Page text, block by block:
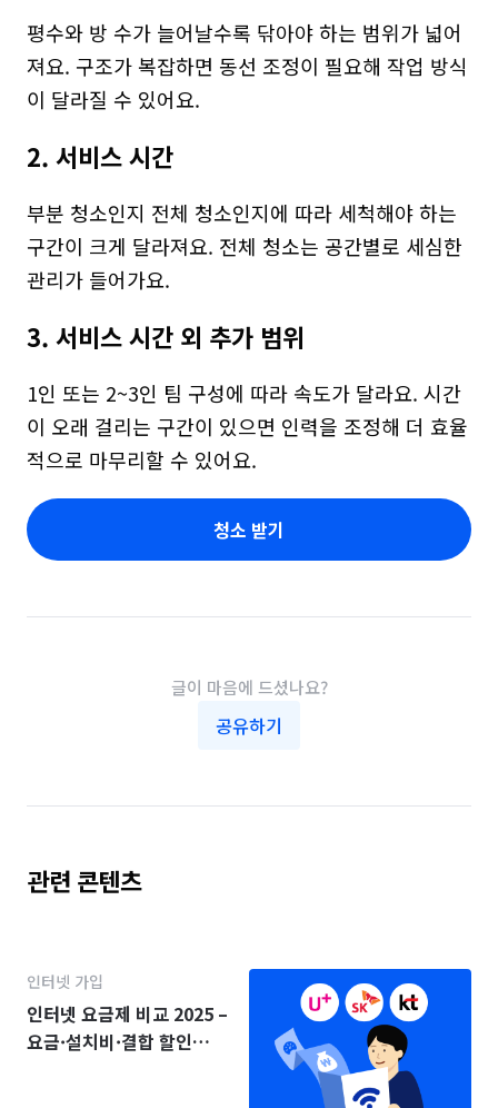
평수와 방 수가 늘어날수록 닦아야 하는 범위가 넓어
져요. 구조가 복잡하면 동선 조정이 필요해 작업 방식
이 달라질 수 있어요.
2. 서비스 시간
부분 청소인지 전체 청소인지에 따라 세척해야 하는
구간이 크게 달라져요. 전체 청소는 공간별로 세심한
관리가 들어가요.
3. 서비스 시간 외 추가 범위
1인 또는 2~3인 팀 구성에 따라 속도가 달라요. 시간
이 오래 걸리는 구간이 있으면 인력을 조정해 더 효율
적으로 마무리할 수 있어요.
청소 받기
글이 마음에 드셨나요?
공유하기
관련 콘텐츠
인터넷 가입
인터넷 요금제 비교 2025 –
요금·설치비·결합 할인